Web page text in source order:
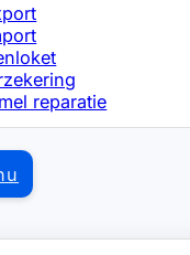
reparatie